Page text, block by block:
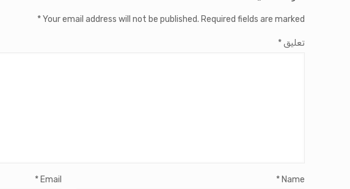
Your email address will not be published. Required fields are marked
*
تعليق *
Name
*
Email
*